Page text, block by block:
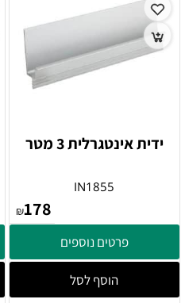
ידית אינטגרלית 3 מטר
IN1855
₪178
פרטים נוספים
הוסף לסל